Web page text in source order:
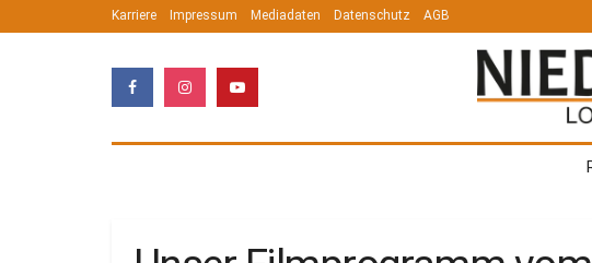
Karriere Impressum Mediadaten Datenschutz AGB